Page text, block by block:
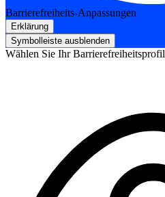
Barrierefreiheits-Anpassungen
Erklärung
Symbolleiste ausblenden
Wählen Sie Ihr Barrierefreiheitsprofil